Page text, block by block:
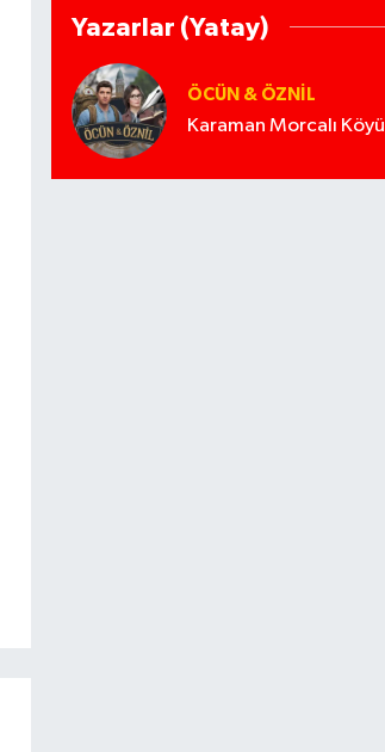
Yazarlar (Yatay)
ÖCÜN & ÖZNIL
Karaman Morcalı Köyü